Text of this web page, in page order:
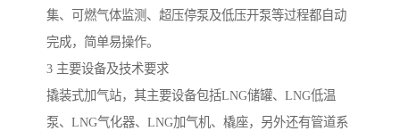
集、可燃气体监测、超压停泵及低压开泵等过程都自动
完成，简单易操作。
3 主要设备及技术要求
撬装式加气站，其主要设备包括LNG储罐、LNG低温
泵、LNG气化器、LNG加气机、橇座，另外还有管道系